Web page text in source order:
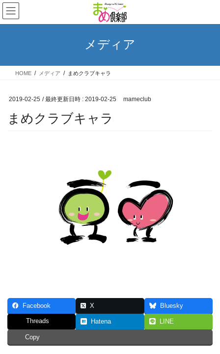
コ
ン
テ
ス
ナ
ビ
ゲ
ン
メディア
HOME メディア まめクラブキャラ
2019-02-25 / 最終更新日時 : 2019-02-25 mameclub
まめクラブキャラ
Facebook X Bluesky
Threads Hatena LINE
Copy